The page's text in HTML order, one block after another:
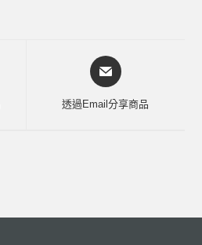
透過Email分享商品